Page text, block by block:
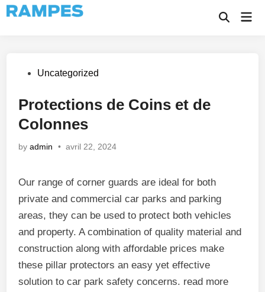
Skip
to
Open
PostedUncategorized
Protections de Coins et de
Colonnes
byadmin • avril 22, 2024
Our range of corner guards are ideal for both
private and commercial car parks and parking
areas, they can be used to protect both vehicles
and property. A combination of quality material and
construction along with affordable prices make
these pillar protectors an easy yet effective
solution to car park safety concerns. read more